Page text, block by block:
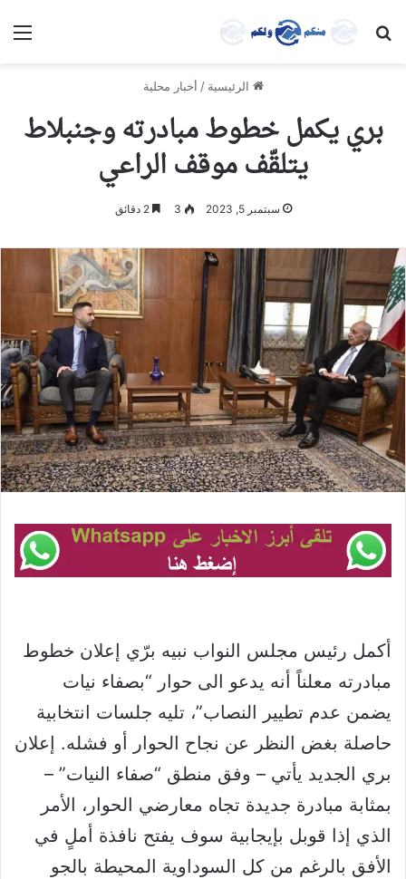
بحث عن
الرئيسية / أخبار محلية
بري يكمل خطوط مبادرته وجنبلاط
يتلقّف موقف الراعي
سبتمبر 5, 2023 3 2 دقائق
أكمل رئيس مجلس النواب نبيه برّي إعلان خطوط
مبادرته معلناً أنه يدعو الى حوار “بصفاء نيات
يضمن عدم تطيير النصاب”، تليه جلسات انتخابية
حاصلة بغض النظر عن نجاح الحوار أو فشله. إعلان
بري الجديد يأتي – وفق منطق “صفاء النيات” –
بمثابة مبادرة جديدة تجاه معارضي الحوار، الأمر
الذي إذا قوبل بإيجابية سوف يفتح نافذة أملٍ في
الأفق بالرغم من كل السوداوية المحيطة بالجو